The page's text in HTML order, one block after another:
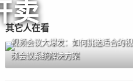
卖
其它人在看
视频会议大爆发：如何挑选适合的视
频会议系统解决方案